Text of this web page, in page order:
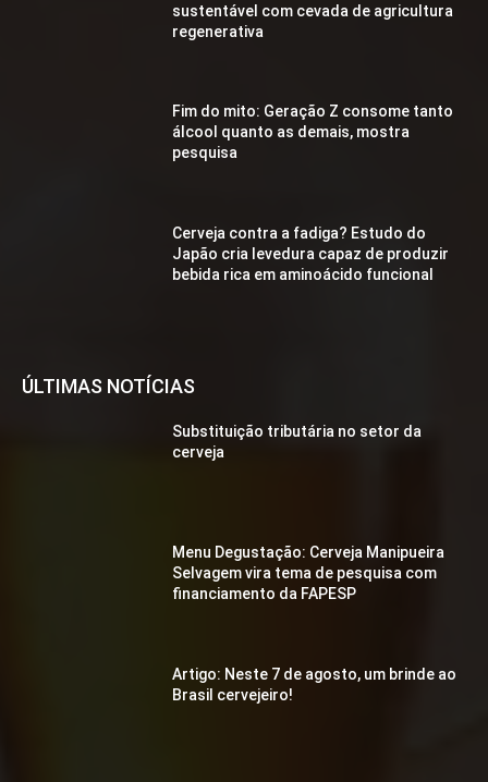
sustentável com cevada de agricultura
regenerativa
Fim do mito: Geração Z consome tanto
álcool quanto as demais, mostra
pesquisa
Cerveja contra a fadiga? Estudo do
Japão cria levedura capaz de produzir
bebida rica em aminoácido funcional
ÚLTIMAS NOTÍCIAS
Substituição tributária no setor da
cerveja
Menu Degustação: Cerveja Manipueira
Selvagem vira tema de pesquisa com
financiamento da FAPESP
Artigo: Neste 7 de agosto, um brinde ao
Brasil cervejeiro!